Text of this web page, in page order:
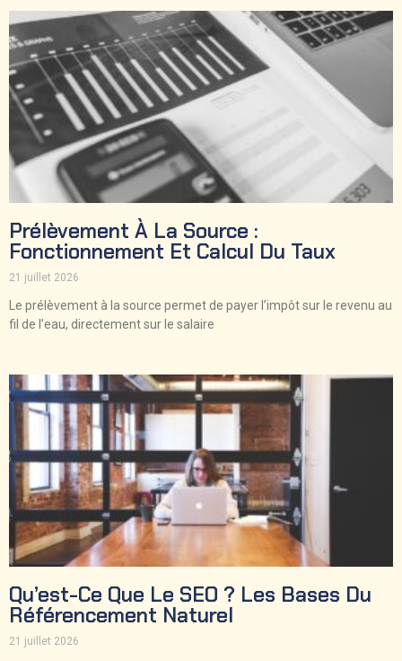
Prélèvement À La Source :
Fonctionnement Et Calcul Du Taux
21 juillet 2026
Le prélèvement à la source permet de payer l’impôt sur le revenu au
fil de l’eau, directement sur le salaire
Qu’est-Ce Que Le SEO ? Les Bases Du
Référencement Naturel
21 juillet 2026